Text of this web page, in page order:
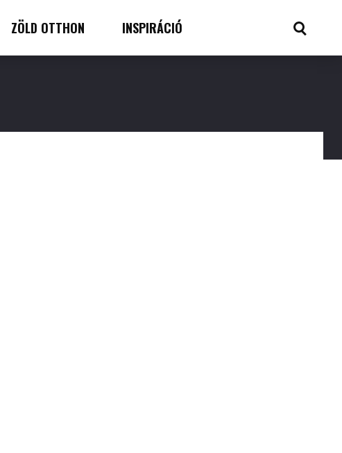
ZÖLD OTTHON INSPIRÁCIÓ